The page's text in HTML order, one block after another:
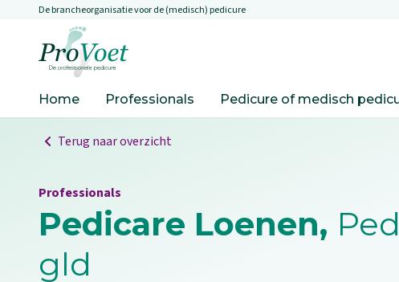
Overslaan en naar de inhoud gaan
De brancheorganisatie voor de (medisch) pedicure
Home Professionals Pedicure of medisch
Terug naar overzicht
Professionals
Pedicare Loenen,
gld